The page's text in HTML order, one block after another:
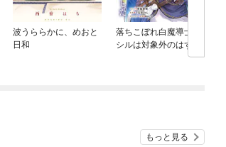
波うららかに、めおと
日和
落ちこぼれ白魔導士セ
シルは対象外のはずで
もっと見る